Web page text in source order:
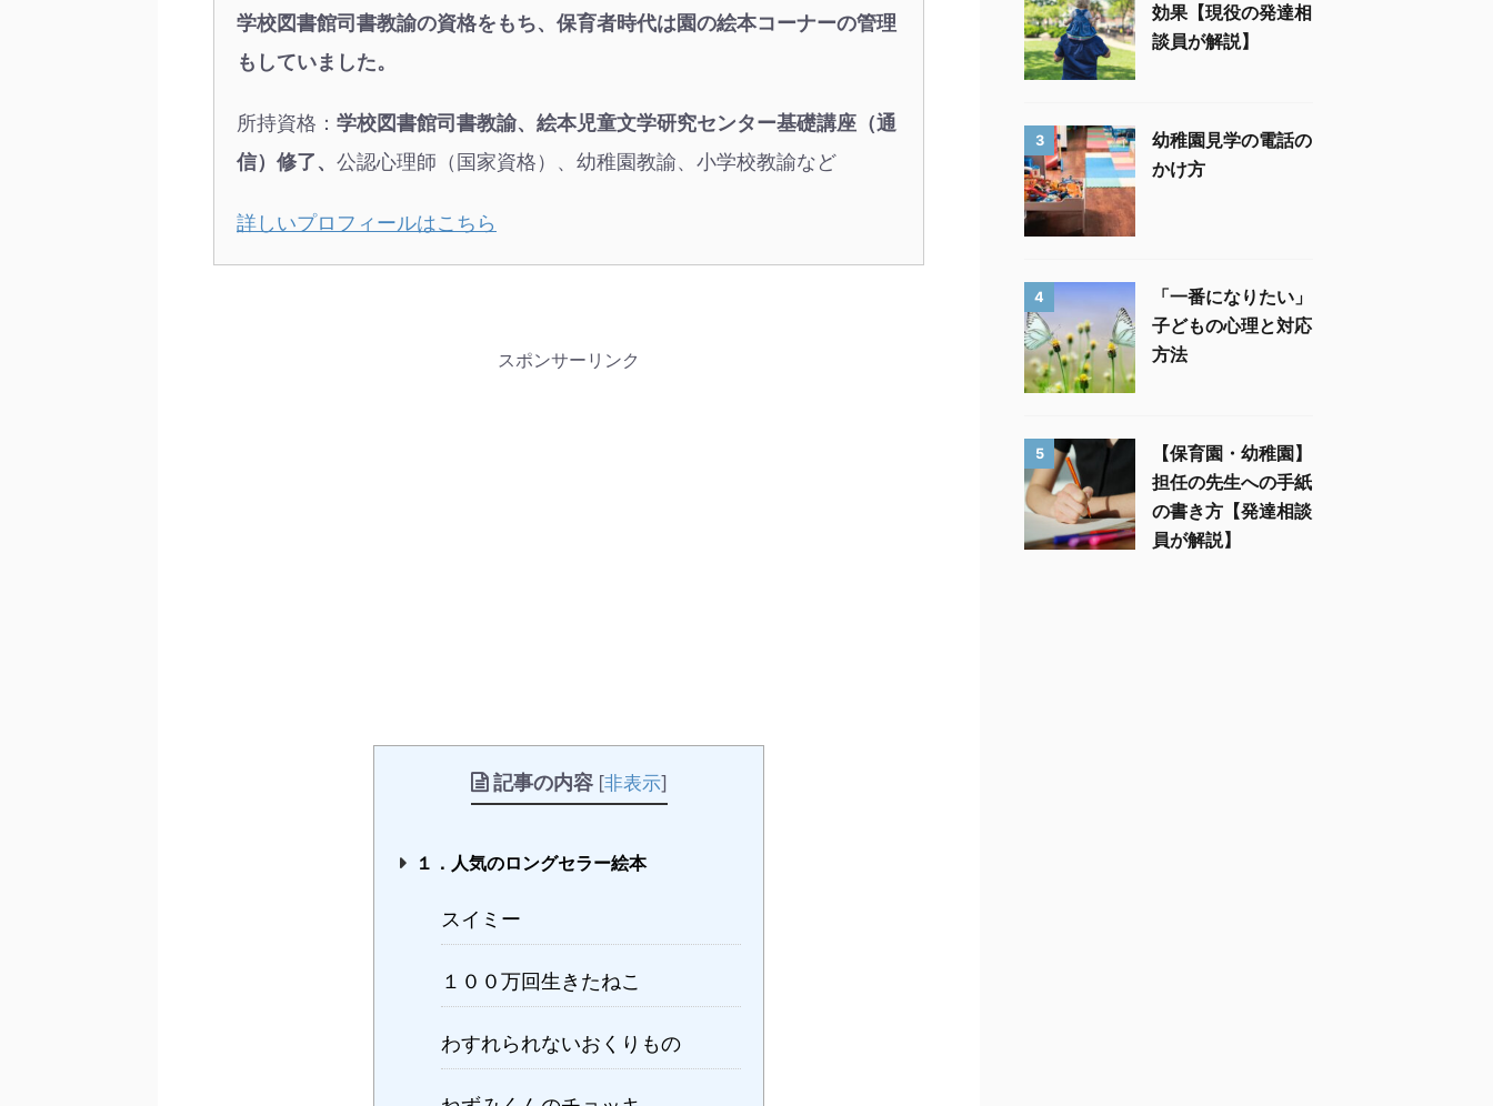
学校図書館司書教諭の資格をもち、保育者時代は園の絵本コーナーの管理
もしていました。
所持資格： 学校図書館司書教諭、絵本児童文学研究センター基礎講座（通
信）修了、 公認心理師（国家資格）、幼稚園教諭、小学校教諭など
詳しいプロフィールはこちら
スポンサーリンク
記事の内容 [非表示]
１．人気のロングセラー絵本
スイミー
１００万回生きたねこ
わすれられないおくりもの
効果【現役の発達相
談員が解説】
3
幼稚園見学の電話の
かけ方
4
「一番になりたい」
子どもの心理と対応
方法
5
【保育園・幼稚園】
担任の先生への手紙
の書き方【発達相談
員が解説】